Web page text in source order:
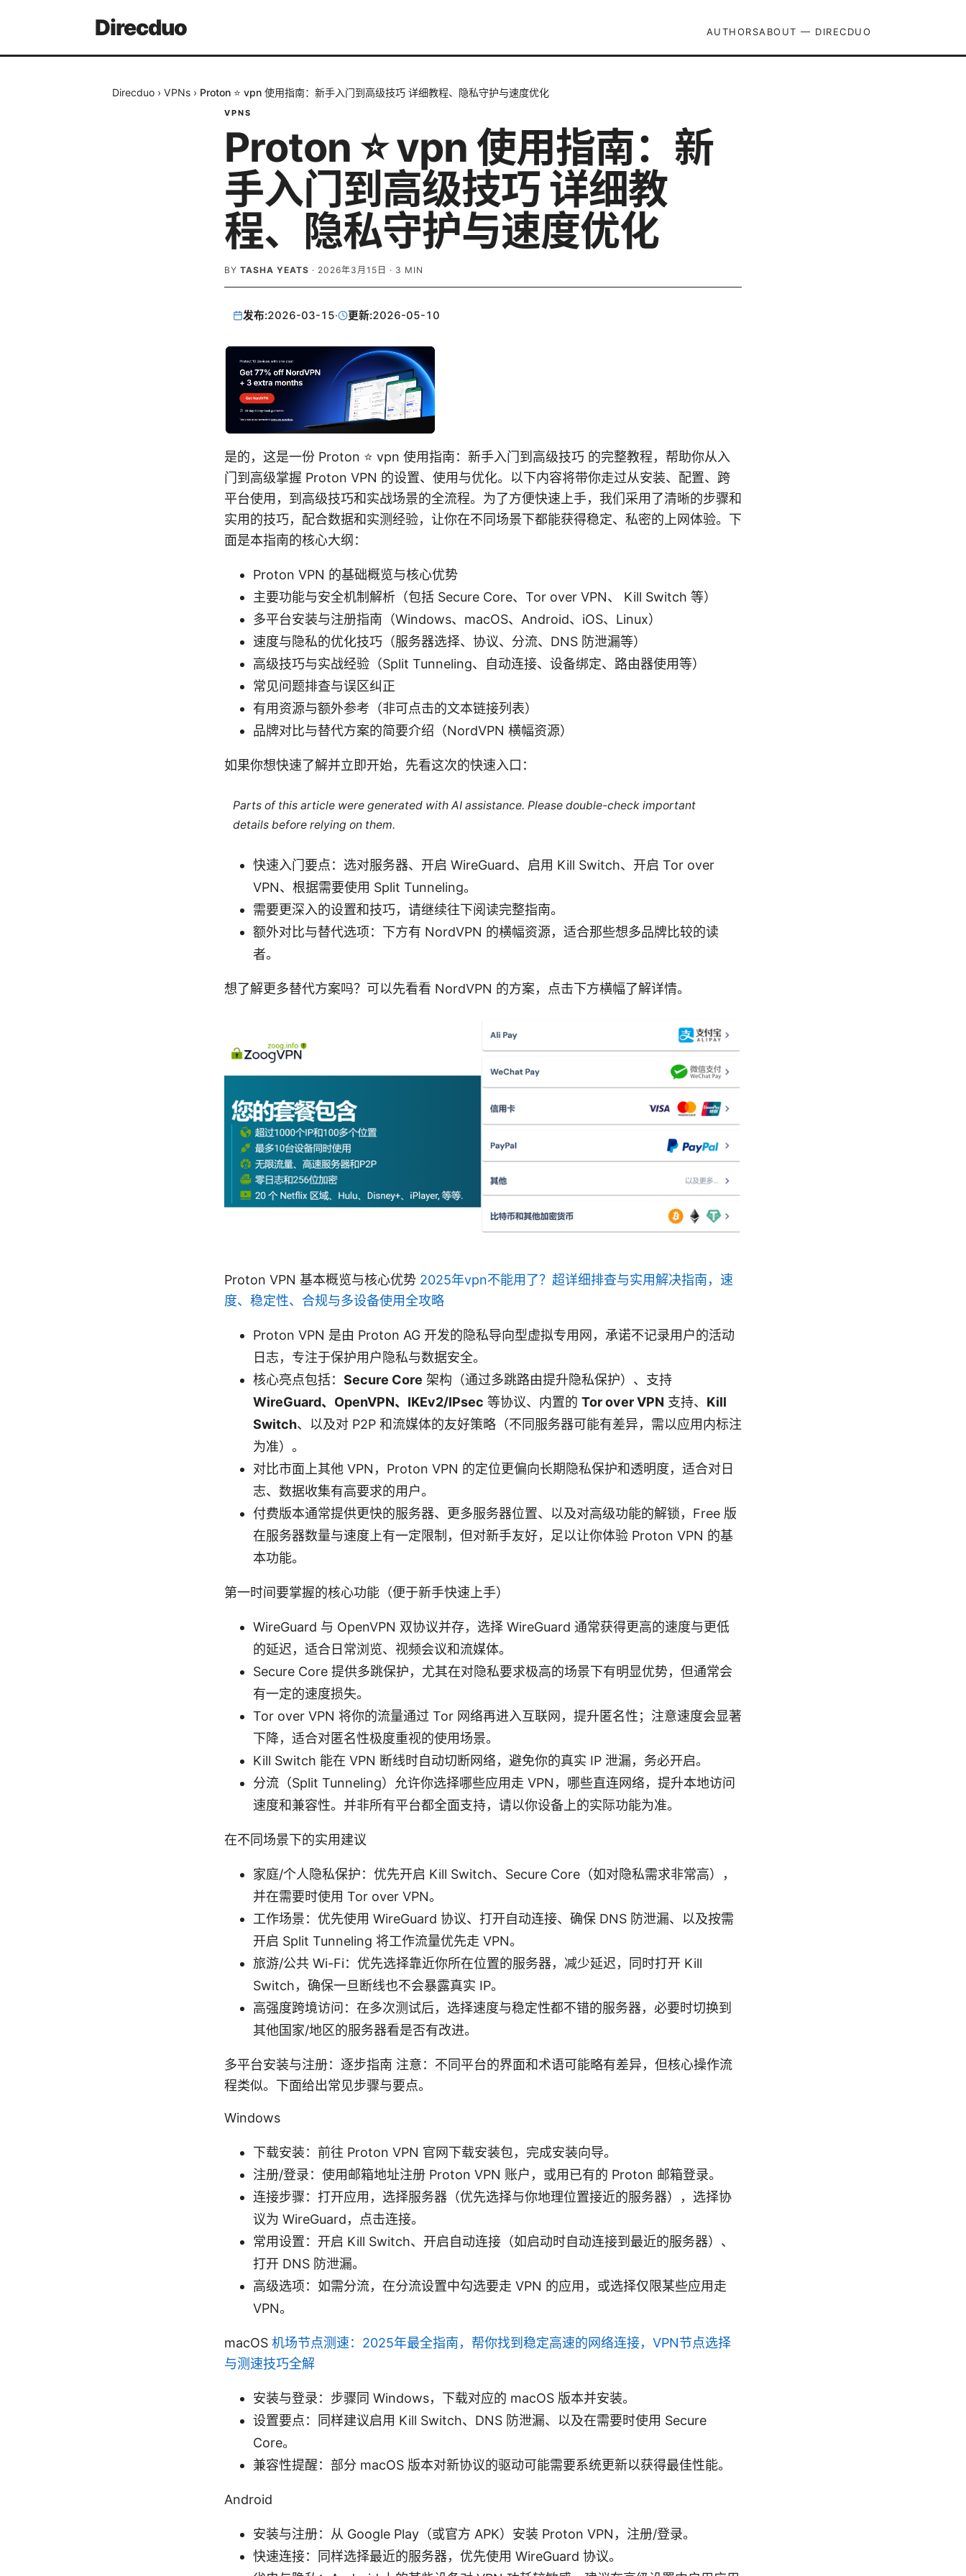
Direcduo AUTHORSABOUT — DIRECDUO
Direcduo › VPNs › Proton ⭐ vpn 使用指南：新手入门到高级技巧 详细教程、隐私守护与速度优化
VPNS
Proton ⭐ vpn 使用指南：新
手入门到高级技巧 详细教
程、隐私守护与速度优化
BY TASHA YEATS · 2026年3月15日 · 3 MIN
发布:2026-03-15· 更新:2026-05-10
是的，这是一份 Proton ⭐ vpn 使用指南：新手入门到高级技巧 的完整教程，帮助你从入
门到高级掌握 Proton VPN 的设置、使用与优化。以下内容将带你走过从安装、配置、跨
平台使用，到高级技巧和实战场景的全流程。为了方便快速上手，我们采用了清晰的步骤和
实用的技巧，配合数据和实测经验，让你在不同场景下都能获得稳定、私密的上网体验。下
面是本指南的核心大纲：
Proton VPN 的基础概览与核心优势
主要功能与安全机制解析（包括 Secure Core、Tor over VPN、 Kill Switch 等）
多平台安装与注册指南（Windows、macOS、Android、iOS、Linux）
速度与隐私的优化技巧（服务器选择、协议、分流、DNS 防泄漏等）
高级技巧与实战经验（Split Tunneling、自动连接、设备绑定、路由器使用等）
常见问题排查与误区纠正
有用资源与额外参考（非可点击的文本链接列表）
品牌对比与替代方案的简要介绍（NordVPN 横幅资源）
如果你想快速了解并立即开始，先看这次的快速入口：
Parts of this article were generated with AI assistance. Please double-check important
details before relying on them.
快速入门要点：选对服务器、开启 WireGuard、启用 Kill Switch、开启 Tor over
VPN、根据需要使用 Split Tunneling。
需要更深入的设置和技巧，请继续往下阅读完整指南。
额外对比与替代选项：下方有 NordVPN 的横幅资源，适合那些想多品牌比较的读
者。
想了解更多替代方案吗？可以先看看 NordVPN 的方案，点击下方横幅了解详情。
Proton VPN 基本概览与核心优势 2025年vpn不能用了？超详细排查与实用解决指南，速
度、稳定性、合规与多设备使用全攻略
Proton VPN 是由 Proton AG 开发的隐私导向型虚拟专用网，承诺不记录用户的活动
日志，专注于保护用户隐私与数据安全。
核心亮点包括： Secure Core 架构（通过多跳路由提升隐私保护）、支持
WireGuard、OpenVPN、IKEv2/IPsec 等协议、内置的 Tor over VPN 支持、 Kill
Switch、以及对 P2P 和流媒体的友好策略（不同服务器可能有差异，需以应用内标注
为准）。
对比市面上其他 VPN，Proton VPN 的定位更偏向长期隐私保护和透明度，适合对日
志、数据收集有高要求的用户。
付费版本通常提供更快的服务器、更多服务器位置、以及对高级功能的解锁，Free 版
在服务器数量与速度上有一定限制，但对新手友好，足以让你体验 Proton VPN 的基
本功能。
第一时间要掌握的核心功能（便于新手快速上手）
WireGuard 与 OpenVPN 双协议并存，选择 WireGuard 通常获得更高的速度与更低
的延迟，适合日常浏览、视频会议和流媒体。
Secure Core 提供多跳保护，尤其在对隐私要求极高的场景下有明显优势，但通常会
有一定的速度损失。
Tor over VPN 将你的流量通过 Tor 网络再进入互联网，提升匿名性；注意速度会显著
下降，适合对匿名性极度重视的使用场景。
Kill Switch 能在 VPN 断线时自动切断网络，避免你的真实 IP 泄漏，务必开启。
分流（Split Tunneling）允许你选择哪些应用走 VPN，哪些直连网络，提升本地访问
速度和兼容性。并非所有平台都全面支持，请以你设备上的实际功能为准。
在不同场景下的实用建议
家庭/个人隐私保护：优先开启 Kill Switch、Secure Core（如对隐私需求非常高），
并在需要时使用 Tor over VPN。
工作场景：优先使用 WireGuard 协议、打开自动连接、确保 DNS 防泄漏、以及按需
开启 Split Tunneling 将工作流量优先走 VPN。
旅游/公共 Wi-Fi：优先选择靠近你所在位置的服务器，减少延迟，同时打开 Kill
Switch，确保一旦断线也不会暴露真实 IP。
高强度跨境访问：在多次测试后，选择速度与稳定性都不错的服务器，必要时切换到
其他国家/地区的服务器看是否有改进。
多平台安装与注册：逐步指南 注意：不同平台的界面和术语可能略有差异，但核心操作流
程类似。下面给出常见步骤与要点。
Windows
下载安装：前往 Proton VPN 官网下载安装包，完成安装向导。
注册/登录：使用邮箱地址注册 Proton VPN 账户，或用已有的 Proton 邮箱登录。
连接步骤：打开应用，选择服务器（优先选择与你地理位置接近的服务器），选择协
议为 WireGuard，点击连接。
常用设置：开启 Kill Switch、开启自动连接（如启动时自动连接到最近的服务器）、
打开 DNS 防泄漏。
高级选项：如需分流，在分流设置中勾选要走 VPN 的应用，或选择仅限某些应用走
VPN。
macOS 机场节点测速：2025年最全指南，帮你找到稳定高速的网络连接，VPN节点选择
与测速技巧全解
安装与登录：步骤同 Windows，下载对应的 macOS 版本并安装。
设置要点：同样建议启用 Kill Switch、DNS 防泄漏、以及在需要时使用 Secure
Core。
兼容性提醒：部分 macOS 版本对新协议的驱动可能需要系统更新以获得最佳性能。
Android
安装与注册：从 Google Play（或官方 APK）安装 Proton VPN，注册/登录。
快速连接：同样选择最近的服务器，优先使用 WireGuard 协议。